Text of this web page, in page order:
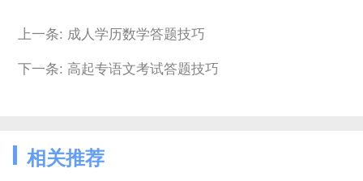
上一条: 成人学历数学答题技巧
下一条: 高起专语文考试答题技巧
相关推荐